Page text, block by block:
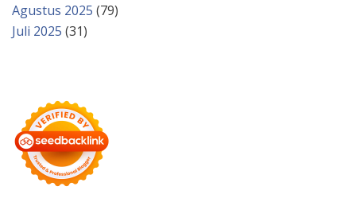
Agustus 2025 (79)
Juli 2025 (31)